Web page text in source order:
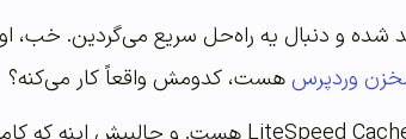
شده و دنبال یه راه‌حل سریع می‌گردین. خب،
وردپرس هست، کدومش واقعاً کار می‌کنه؟